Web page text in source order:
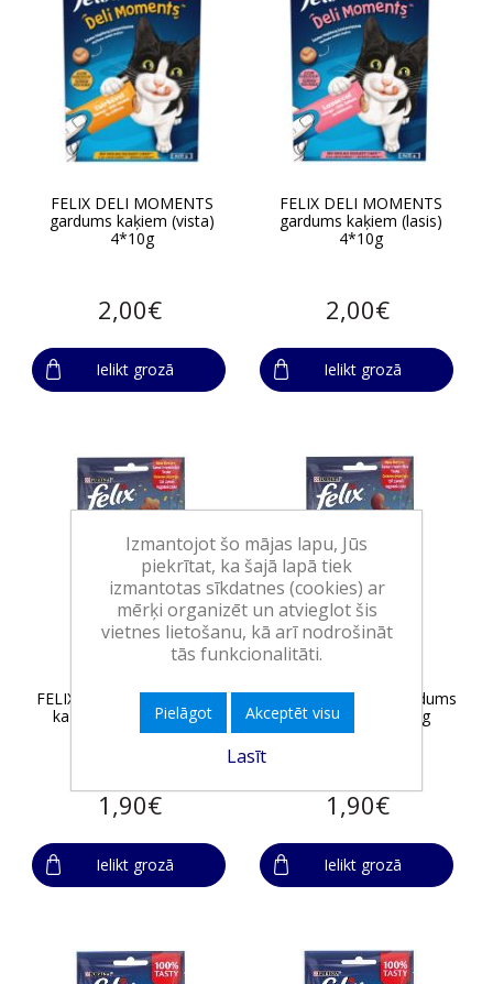
FELIX DELI MOMENTS
gardums kaķiem (vista)
4*10g
2,00€
Ielikt grozā
FELIX DELI MOMENTS
gardums kaķiem (lasis)
4*10g
2,00€
Ielikt grozā
FELIX PARTY MIX gardums
kaķiem ORIGINAL 60g
1,90€
Ielikt grozā
FELIX PARTY MIX gardums
kaķiem OCEAN 60g
1,90€
Ielikt grozā
Izmantojot šo mājas lapu, Jūs
piekrītat, ka šajā lapā tiek
izmantotas sīkdatnes (cookies) ar
mērķi organizēt un atvieglot šis
vietnes lietošanu, kā arī nodrošināt
tās funkcionalitāti.
Pielāgot Akceptēt visu
Lasīt